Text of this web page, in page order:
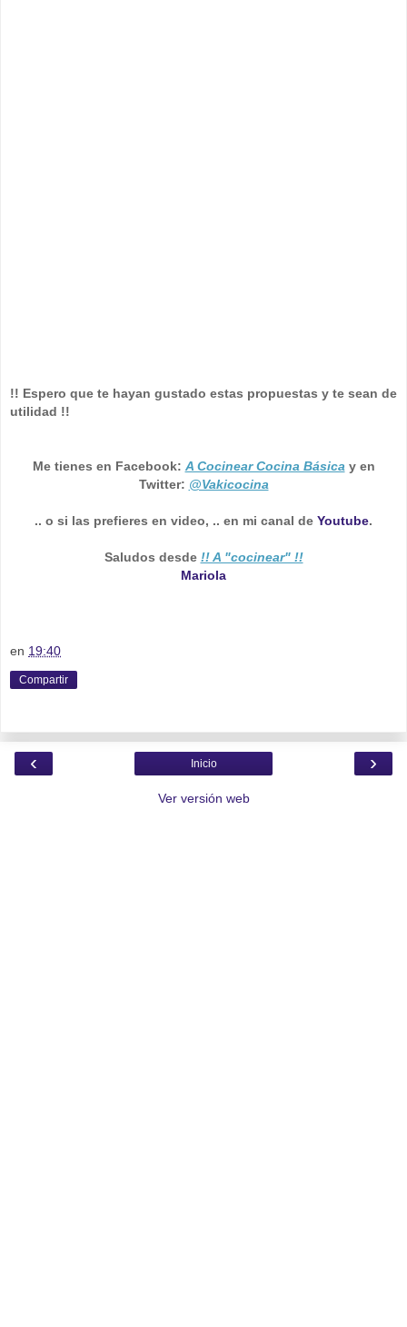
!! Espero que te hayan gustado estas propuestas y te sean de
utilidad !!
Me tienes en Facebook: A Cocinear Cocina Básicay en
Twitter: @Vakicocina
.. o si las prefieres en video, .. en mi canal de Youtube.
Saludos desde !! A "cocinear" !!
Mariola
en 19:40
Compartir
‹ ›
Inicio
Ver versión web